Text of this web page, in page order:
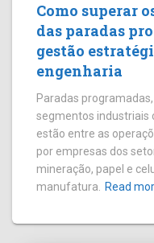
Como superar
das paradas
gestão
engenharia
Paradas
segmentos industriais
estão entre as
por empresas dos
mineração, papel e
manufatura.
Read